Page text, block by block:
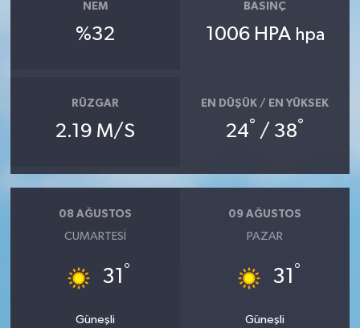
NEM
%32
BASINÇ
1006 HPA hpa
RÜZGAR
2.19 M/S
EN DÜŞÜK / EN YÜKSEK
24° / 38°
08 AĞUSTOS
CUMARTESI
31 °
Güneşli
09 AĞUSTOS
PAZAR
31 °
Güneşli